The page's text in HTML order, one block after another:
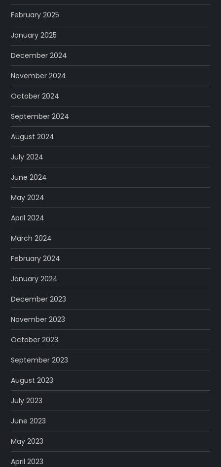
February 2025
January 2025
December 2024
November 2024
October 2024
September 2024
August 2024
July 2024
June 2024
May 2024
April 2024
March 2024
February 2024
January 2024
December 2023
November 2023
October 2023
September 2023
August 2023
July 2023
June 2023
May 2023
April 2023